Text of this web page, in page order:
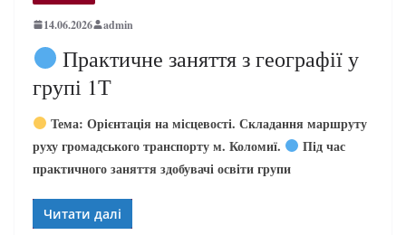
14.06.2026 admin
Практичне заняття з географії у
групі 1Т
Тема: Орієнтація на місцевості. Складання маршруту
руху громадського транспорту м. Коломиї.
Під час
практичного заняття здобувачі освіти групи
Читати далі